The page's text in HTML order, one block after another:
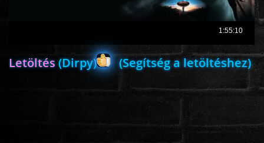
HÁBORÚS
Letöltés(Dirpy) (Segítség a letöltéshez)